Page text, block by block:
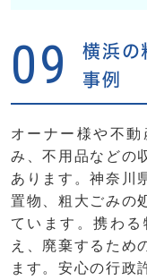
09
横浜の
事例
オーナー様や不
み、不用品などの
あります。神奈川
置物、粗大ごみの
ています。携わ
え、廃棄するため
ます。安心の行政